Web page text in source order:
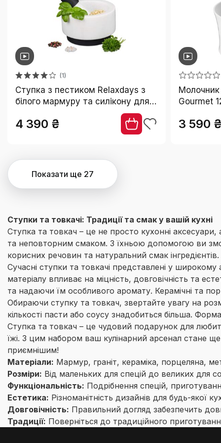
LEBEN. PRAKTISCH WOHNEN.
(1)
Ступка з пестиком Relaxdays з
білого мармуру та силікону для
спецій та трав, масивна, діаметр
14 см
4 390 ₴
Молочник
Gourmet
спецій,
3 590 ₴
Показати ще 27
Ступки та товкачі: Традиції та смак у вашій кухні
Ступка та товкач – це не просто кухонні
та неповторним смаком. З їхньою допомогою ви
корисних речовин та натуральний смак інгредієнтів.
Сучасні ступки та товкачі представлені у широкому
матеріалу впливає на міцність, довговічність та
та надаючи їм особливого аромату. Керамічні та
Обираючи ступку та товкач, звертайте увагу на
кількості пасти або соусу знадобиться більша.
Ступка та товкач – це чудовий подарунок для
їжі. З цим набором ваш кулінарний арсенал стане
приємнішим!
Матеріали: Мармур, граніт, кераміка, порцеляна,
Розміри: Від маленьких для спецій до великих для
Функціональність: Подрібнення спецій,
Естетика: Різноманітність дизайнів для будь-якої
Довговічність: Правильний догляд забезпечить
Традиції: Поверніться до традиційного